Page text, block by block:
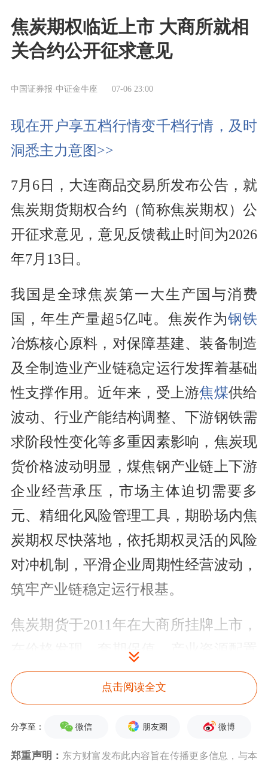
焦炭期权临近上市 大商所就相
关合约公开征求意见
中国证券报·中证金牛座 07-06 23:00
现在开户享五档行情变千档行情，及时
洞悉主力意图>>
7月6日，大连商品交易所发布公告，就
焦炭期货期权合约（简称焦炭期权）公
开征求意见，意见反馈截止时间为2026
年7月13日。
我国是全球焦炭第一大生产国与消费
国，年生产量超5亿吨。焦炭作为钢铁
冶炼核心原料，对保障基建、装备制造
及全制造业产业链稳定运行发挥着基础
性支撑作用。近年来，受上游焦煤供给
波动、行业产能结构调整、下游钢铁需
求阶段性变化等多重因素影响，焦炭现
货价格波动明显，煤焦钢产业链上下游
企业经营承压，市场主体迫切需要多
元、精细化风险管理工具，期盼场内焦
炭期权尽快落地，依托期权灵活的风险
对冲机制，平滑企业周期性经营波动，
筑牢产业链稳定运行根基。
焦炭期货于2011年在大商所挂牌上市，
在价格发现、套期保值、产业资源配置
等方面发挥了较好作用，为焦化、钢
铁、
贸易企业保供稳价、稳定经营
提供市场化避险工具，有效增强钢铁产
业链供应链抗风险韧性。多年来，大商
点击阅读全文
分享至： 微信 朋友圈 微博
郑重声明： 东方财富发布此内容旨在传播更多信息，与本